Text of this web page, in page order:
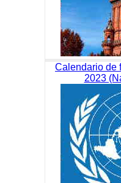
Calendario de
2023